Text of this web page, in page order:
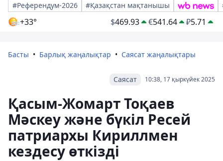
#Референдум-2026
#Қазақстан мақтанышы
+33° $469.93 €541.64 ₽5.71
Басты Барлық жаңалықтар Саясат жаңалықтары
10:38, 17 қыркүйек 2025
Саясат
Қасым-Жомарт Тоқаев
Мәскеу және бүкіл Ресей
патриархы Кириллмен
кездесу өткізді